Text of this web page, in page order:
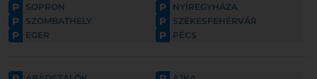
P SOPRON P NYÍREGYHÁZA
P SZOMBATHELY P SZÉKESFEHÉRVÁR
P EGER P PÉCS